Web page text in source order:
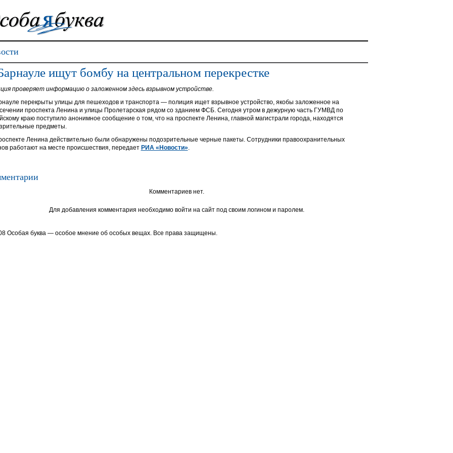
ищут бомбу на центральном перекрестке
проверяет информацию о заложенном здесь взрывном устройстве.
перекрыты улицы для пешеходов и транспорта — полиция ищет взрывное устройство, якобы заложенное на
проспекта Ленина и улицы Пролетарская рядом со зданием ФСБ. Сегодня утром в дежурную часть ГУМВД по
краю поступило анонимное сообщение о том, что на проспекте Ленина, главной магистрали города, находятся
предметы.
Ленина действительно были обнаружены подозрительные черные пакеты. Сотрудники правоохранительных
работают на месте происшествия, передает РИА «Новости».
Комментариев нет.
Для добавления комментария необходимо войти на сайт под своим логином и паролем.
Особая буква — особое мнение об особых вещах. Все права защищены.